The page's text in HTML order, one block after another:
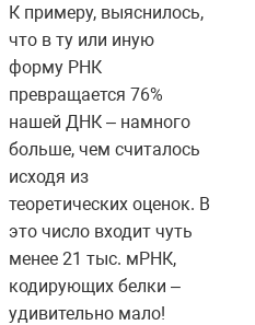
К примеру, выяснилось,
что в ту или иную
форму РНК
превращается 76%
нашей ДНК – намного
больше, чем считалось
исходя из
теоретических оценок. В
это число входит чуть
менее 21 тыс. мРНК,
кодирующих белки –
удивительно мало!